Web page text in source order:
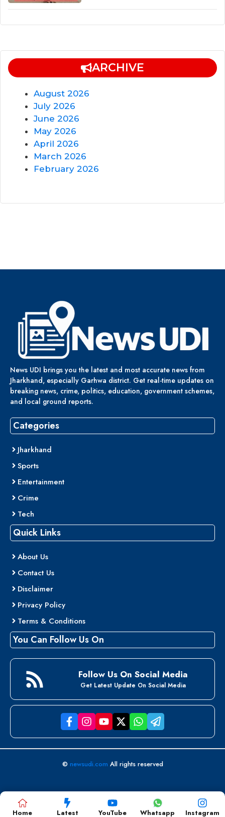
ARCHIVE
August 2026
July 2026
June 2026
May 2026
April 2026
March 2026
February 2026
News UDI brings you the latest and most accurate news from
Jharkhand, especially Garhwa district. Get real-time updates on
breaking news, crime, politics, education, government schemes,
and local ground reports.
Categories
Jharkhand
Sports
Entertainment
Crime
Tech
Quick Links
About Us
Contact Us
Disclaimer
Privacy Policy
Terms & Conditions
You Can Follow Us On
Follow Us On Social Media
Get Latest Update On Social Media
© newsudi.com All rights reserved
Home Latest YouTube Whatsapp Instagram